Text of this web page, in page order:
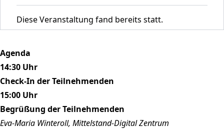
Diese Veranstaltung fand bereits statt.
Agenda
14:30 Uhr
Check-In der Teilnehmenden
15:00 Uhr
Begrüßung der Teilnehmenden
Eva-Maria Winteroll, Mittelstand-Digital Zentrum